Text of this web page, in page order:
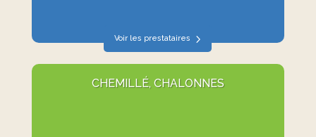
Voir les prestataires
CHEMILLÉ, CHALONNES